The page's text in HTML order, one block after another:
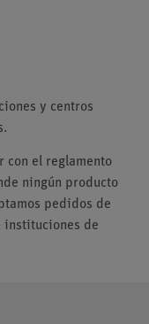
y centros
con el reglamento
ningún producto
pedidos de
instituciones de